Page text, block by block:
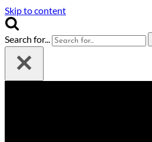
Skip to content
Search for...